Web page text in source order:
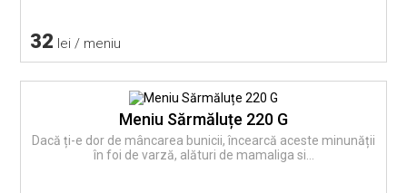
32 lei / meniu
Meniu Sărmăluțe 220 G
Dacă ți-e dor de mâncarea bunicii, încearcă aceste minunății
în foi de varză, alături de mamaliga si...